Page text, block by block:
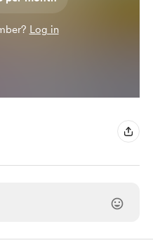
Log in